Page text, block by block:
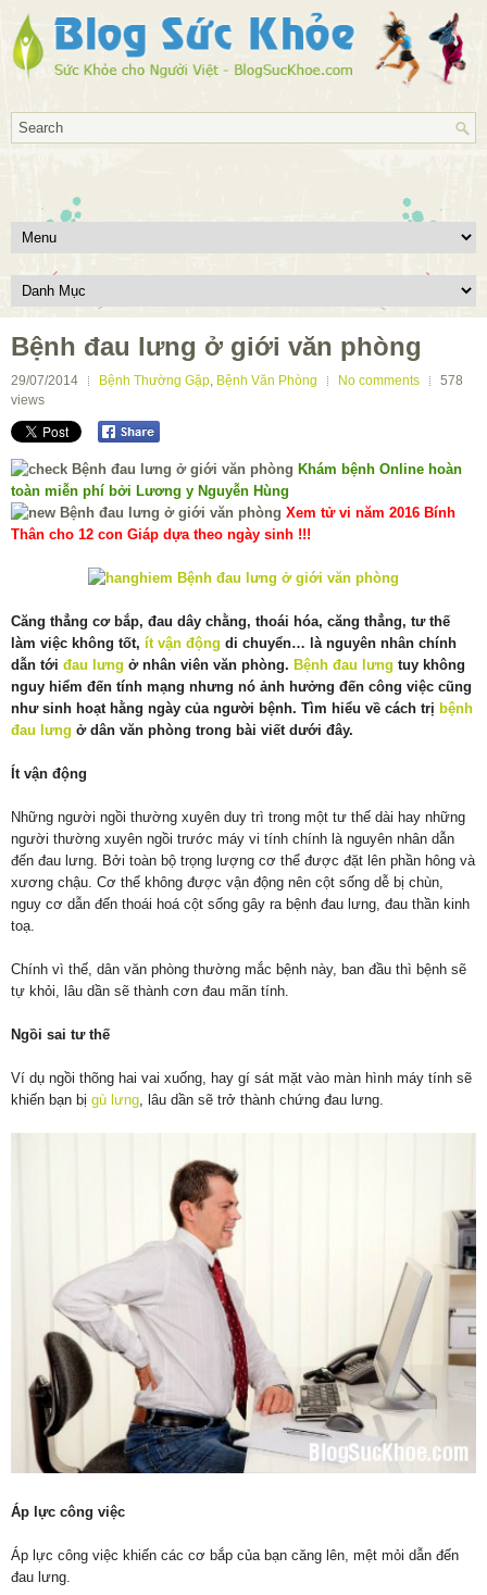
Bệnh đau lưng ở giới văn phòng
29/07/2014 Bệnh Thường Gặp, Bệnh Văn Phòng No comments
578
views
Khám bệnh Online hoàn
toàn miễn phí bởi Lương y Nguyễn Hùng
Xem tử vi năm 2016 Bính
Thân cho 12 con Giáp dựa theo ngày sinh !!!
Căng thẳng cơ bắp, đau dây chằng, thoái hóa, căng thẳng, tư thế
làm việc không tốt, ít vận động di chuyển… là nguyên nhân chính
dẫn tới đau lưng ở nhân viên văn phòng. Bệnh đau lưng tuy không
nguy hiểm đến tính mạng nhưng nó ảnh hưởng đến công việc cũng
như sinh hoạt hằng ngày của người bệnh. Tìm hiểu về cách trị bệnh
đau lưng ở dân văn phòng trong bài viết dưới đây.
Ít vận động
Những người ngồi thường xuyên duy trì trong một tư thế dài hay những
người thường xuyên ngồi trước máy vi tính chính là nguyên nhân dẫn
đến đau lưng. Bởi toàn bộ trọng lượng cơ thể được đặt lên phần hông và
xương chậu. Cơ thể không được vận động nên cột sống dễ bị chùn,
nguy cơ dẫn đến thoái hoá cột sống gây ra bệnh đau lưng, đau thần kinh
toạ.
Chính vì thế, dân văn phòng thường mắc bệnh này, ban đầu thì bệnh sẽ
tự khỏi, lâu dần sẽ thành cơn đau mãn tính.
Ngồi sai tư thế
Ví dụ ngồi thõng hai vai xuống, hay gí sát mặt vào màn hình máy tính sẽ
khiến bạn bị gù lưng, lâu dần sẽ trở thành chứng đau lưng.
Áp lực công việc
Áp lực công việc khiến các cơ bắp của bạn căng lên, mệt mỏi dẫn đến
đau lưng.